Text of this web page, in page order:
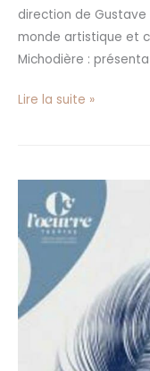
direction de Gustave
monde artistique et
Michodière :
Lire la suite »
«
Délicatesse
»
au
Théâtre
de